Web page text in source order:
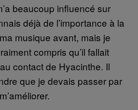
beaucoup influencé sur
déjà de l’importance à la
musique avant, mais je
compris qu’il fallait
contact de Hyacinthe. Il
que je devais passer par